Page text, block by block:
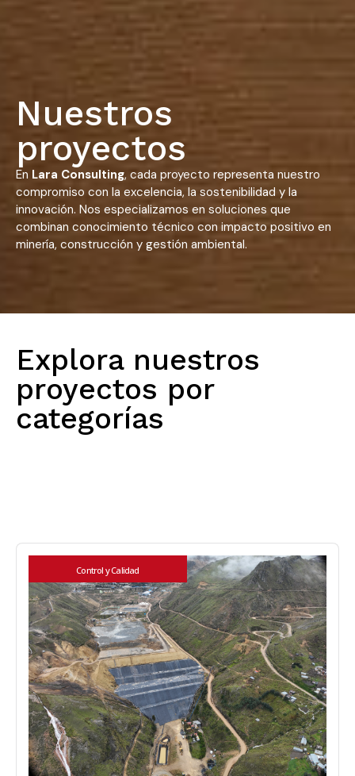
Nuestros
proyectos
En Lara Consulting, cada proyecto representa nuestro
compromiso con la excelencia, la sostenibilidad y la
innovación. Nos especializamos en soluciones que
combinan conocimiento técnico con impacto positivo en
minería, construcción y gestión ambiental.
Explora nuestros
proyectos por
categorías
Control y Calidad